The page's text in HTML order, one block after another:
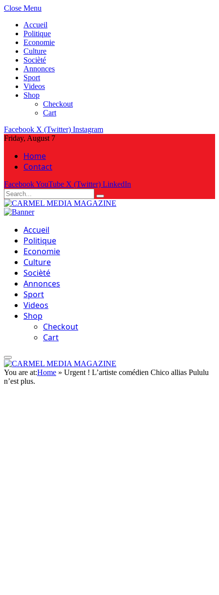
Close Menu
Accueil
Politique
Economie
Culture
Socièté
Annonces
Sport
Videos
Shop
Checkout
Cart
Facebook X (Twitter) Instagram
Friday, August 7
Home
Contact
FacebookYouTube X (Twitter) LinkedIn
Accueil
Politique
Economie
Culture
Socièté
Annonces
Sport
Videos
Shop
Checkout
Cart
You are at:Home » Urgent ! L’artiste comédien Chico allias Pululu
n’est plus.